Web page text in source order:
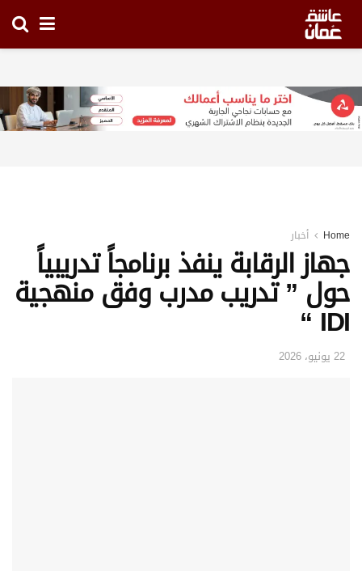
Home أخبار
جهاز الرقابة ينفذ برنامجاً تدريبياً
حول ” تدريب مدرب وفق منهجية
IDI “
22 يونيو، 2026